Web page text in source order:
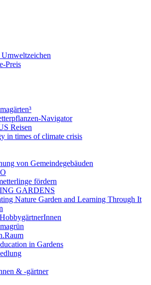
Umweltzeichen
Preis
Navigator
Reisen
in times of climate crisis
von Gemeindegebäuden
fördern
GARDENS
Nature Garden and Learning Through It
in Gardens
& -gärtner